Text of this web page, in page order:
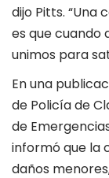
dijo Pitts. “Una
es que cuando
unimos para
En una
de Policía de
de
informó que la
daños